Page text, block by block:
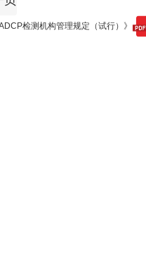
ADCP检测机构管理规定（试行）》